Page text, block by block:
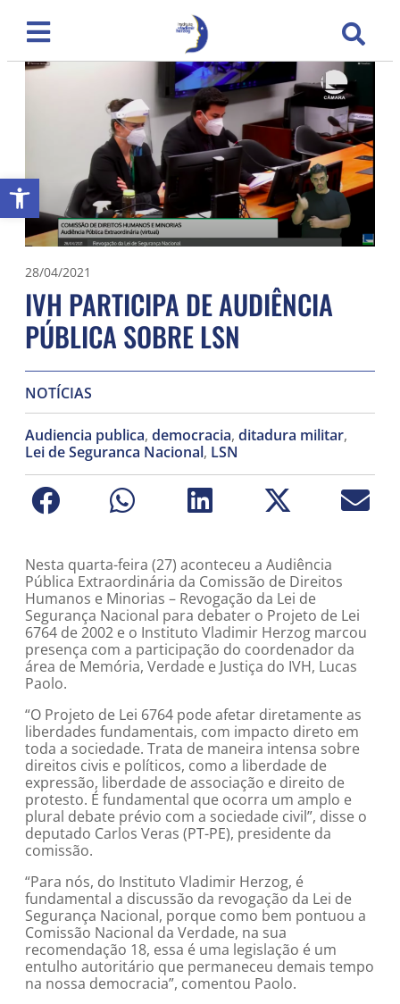
Abrir a barra de ferramentas
28/04/2021
IVH PARTICIPA DE AUDIÊNCIA
PÚBLICA SOBRE LSN
NOTÍCIAS
Audiencia publica, democracia, ditadura militar,
Lei de Seguranca Nacional, LSN
Nesta quarta-feira (27) aconteceu a Audiência
Pública Extraordinária da Comissão de Direitos
Humanos e Minorias – Revogação da Lei de
Segurança Nacional para debater o Projeto de Lei
6764 de 2002 e o Instituto Vladimir Herzog marcou
presença com a participação do coordenador da
área de Memória, Verdade e Justiça do IVH, Lucas
Paolo.
“O Projeto de Lei 6764 pode afetar diretamente as
liberdades fundamentais, com impacto direto em
toda a sociedade. Trata de maneira intensa sobre
direitos civis e políticos, como a liberdade de
expressão, liberdade de associação e direito de
protesto. É fundamental que ocorra um amplo e
plural debate prévio com a sociedade civil”, disse o
deputado Carlos Veras (PT-PE), presidente da
comissão.
“Para nós, do Instituto Vladimir Herzog, é
fundamental a discussão da revogação da Lei de
Segurança Nacional, porque como bem pontuou a
Comissão Nacional da Verdade, na sua
recomendação 18, essa é uma legislação é um
entulho autoritário que permaneceu demais tempo
na nossa democracia”, comentou Paolo.